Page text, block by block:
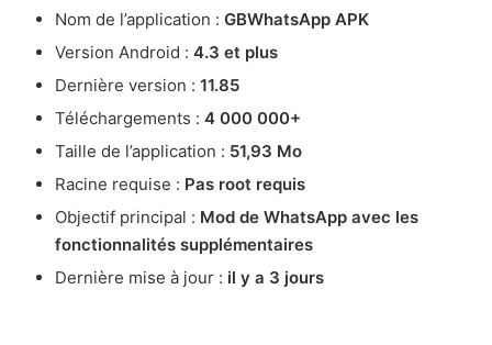
Nom de l’application : GBWhatsApp APK
Version Android : 4.3 et plus
Dernière version : 11.85
Téléchargements : 4 000 000+
Taille de l’application : 51,93 Mo
Racine requise : Pas root requis
Objectif principal : Mod de WhatsApp avec les
fonctionnalités supplémentaires
Dernière mise à jour : il y a 3 jours